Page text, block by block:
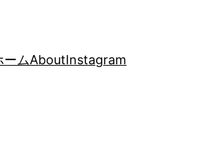
ームAboutInstagram